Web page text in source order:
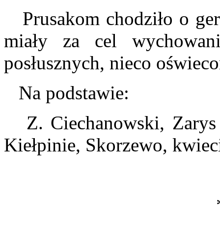
Prusakom chodziło o
miały za cel
posłusznych, nieco
Na podstawie:
Z. Ciechanowski, Zarys
Kiełpinie, Skorzewo,